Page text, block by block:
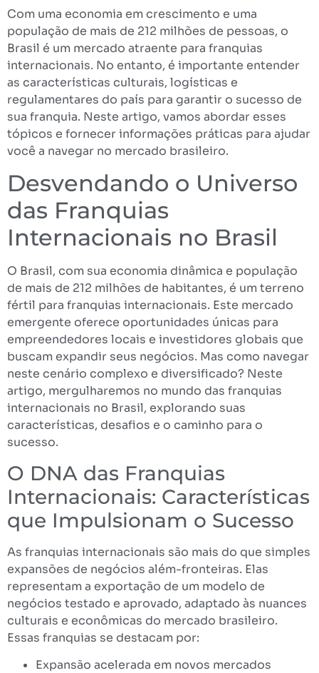
Com uma economia em crescimento e uma
população de mais de 212 milhões de pessoas, o
Brasil é um mercado atraente para franquias
internacionais. No entanto, é importante entender
as características culturais, logísticas e
regulamentares do país para garantir o sucesso de
sua franquia. Neste artigo, vamos abordar esses
tópicos e fornecer informações práticas para ajudar
você a navegar no mercado brasileiro.
Desvendando o Universo
das Franquias
Internacionais no Brasil
O Brasil, com sua economia dinâmica e população
de mais de 212 milhões de habitantes, é um terreno
fértil para franquias internacionais. Este mercado
emergente oferece oportunidades únicas para
empreendedores locais e investidores globais que
buscam expandir seus negócios. Mas como navegar
neste cenário complexo e diversificado? Neste
artigo, mergulharemos no mundo das franquias
internacionais no Brasil, explorando suas
características, desafios e o caminho para o
sucesso.
O DNA das Franquias
Internacionais: Características
que Impulsionam o Sucesso
As franquias internacionais são mais do que simples
expansões de negócios além-fronteiras. Elas
representam a exportação de um modelo de
negócios testado e aprovado, adaptado às nuances
culturais e econômicas do mercado brasileiro.
Essas franquias se destacam por:
Expansão acelerada em novos mercados